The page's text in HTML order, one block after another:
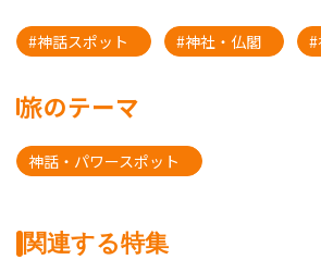
#神話スポット #神社・仏閣
旅のテーマ
神話・パワースポット
関連する特集